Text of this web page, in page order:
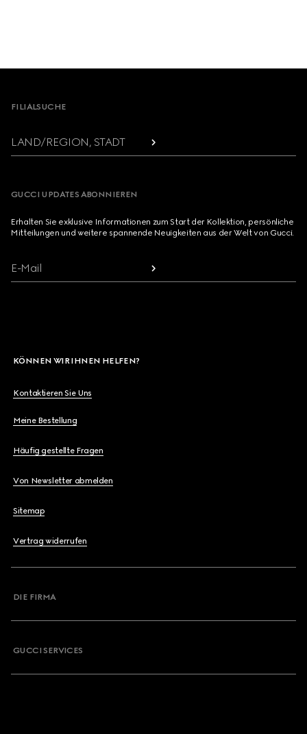
Footer
FILIALSUCHE
LAND/REGION, STADT
GUCCI UPDATES ABONNIEREN
Erhalten Sie exklusive Informationen zum Start der Kollektion, persönliche
Mitteilungen und weitere spannende Neuigkeiten aus der Welt von Gucci.
E-Mail
KÖNNEN WIR IHNEN HELFEN?
Kontaktieren Sie Uns
Meine Bestellung
Häufig gestellte Fragen
Von Newsletter abmelden
Sitemap
Vertrag widerrufen
DIE FIRMA
GUCCI SERVICES